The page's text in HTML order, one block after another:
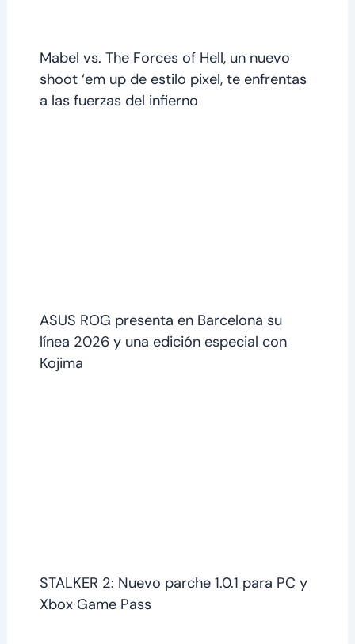
Mabel vs. The Forces of Hell, un nuevo
shoot ‘em up de estilo pixel, te enfrentas
a las fuerzas del infierno
ASUS ROG presenta en Barcelona su
línea 2026 y una edición especial con
Kojima
STALKER 2: Nuevo parche 1.0.1 para PC y
Xbox Game Pass